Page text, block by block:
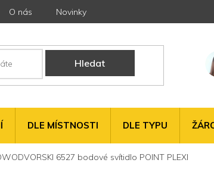
O nás Novinky
Hledat
DLE MÍSTNOSTI DLE TYPU
6527 bodové svítidlo POINT PLEXI